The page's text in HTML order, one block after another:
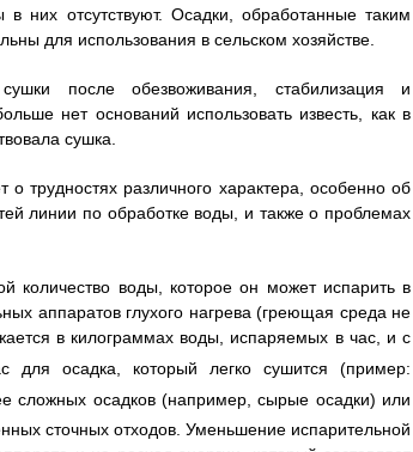
них отсутствуют. Осадки, обработанные таким
для использования в сельском хозяйстве.
после обезвоживания, стабилизация и
нет оснований использовать известь, как в
сушка.
трудностях различного характера, особенно об
линии по обработке воды, и также о проблемах
количество воды, которое он может испарить в
аппаратов глухого нагрева (греющая среда не
в килограммах воды, испаряемых в час, и с
для осадка, который легко сушится (пример:
сложных осадков (например, сырые осадки) или
сточных отходов. Уменьшение испарительной